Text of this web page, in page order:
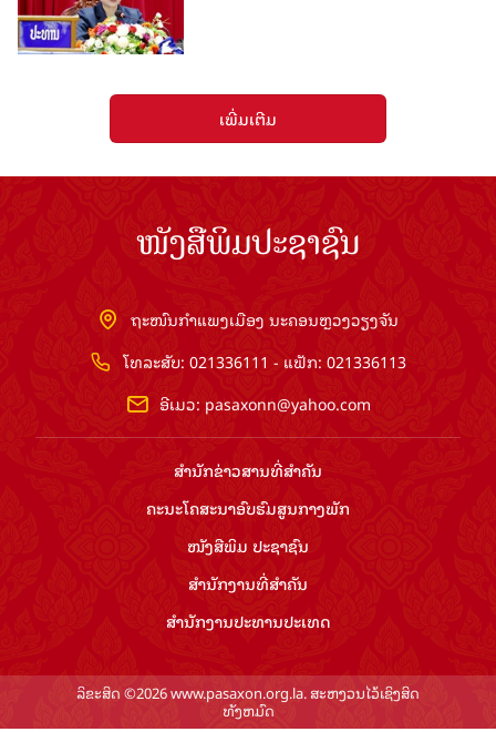
ເພີ່ມເຕີມ
ໜັງສືພິມປະຊາຊົນ
ຖະໜົນກຳແພງເມືອງ ນະຄອນຫຼວງວຽງຈັນ
ໂທລະສັບ: 021336111 - ແຟັກ: 021336113
ອີເມວ: pasaxonn@yahoo.com
ສຳ​ນັກ​ຂ່າວ​ສານ​ທີ່​ສຳ​ຄັນ​
ຄະນະໂຄສະນາອົບຮົມ​ສູນ​ກາງ​ພັກ
ໜັງສືພິມ ປະ​ຊາ​ຊົນ
ສຳ​ນັກ​ງານ​ທີ່​ສຳ​ຄັນ
ສຳ​ນັກ​ງານ​ປະ​ທານ​ປະ​ເທດ
ລິຂະສິດ ©2026 www.pasaxon.org.la. ສະຫງວນໄວ້ເຊິງສິດ
ທັງຫມົດ